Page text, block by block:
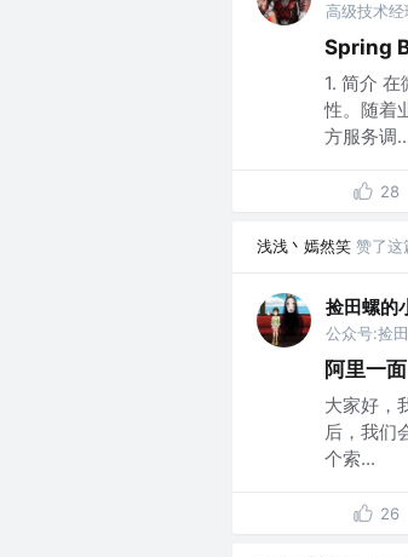
高级技术经
Spring
1. 简介
性。随着
方服务调
28
浅浅丶嫣然笑 赞了这
捡田螺的
公众号:捡
阿里一
大家好，
后，我们
个索...
26